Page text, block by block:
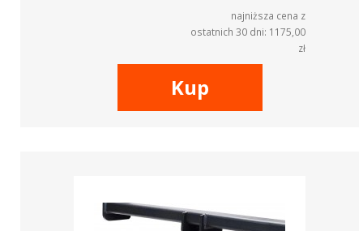
najniższa cena z
ostatnich 30 dni: 1175,00
zł
Kup